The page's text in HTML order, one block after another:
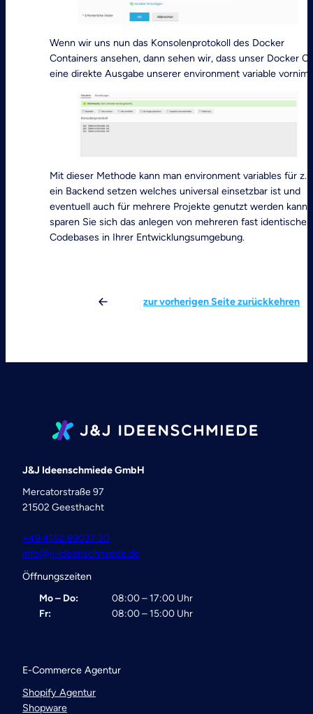
Wenn wir uns nun das Konsolenprotokoll des Docker
Containers ansehen, dann sehen wir, dass unser Docker
eine direkte Ausgabe unserer environment variable
Mit dieser Methode kann man environment variables für
ein Backend setzen welches universal einsetzbar ist und
eventuell auch für mehrere Projekte genutzt werden kann.
sparen Sie sich das anlegen von mehreren fast identischen
Codebases in Ihrer Entwicklungsumgebung.
zur vorherigen Seite zurückkehren
J&J Ideenschmiede GmbH
Mercatorstraße 97
21502 Geesthacht
+49 4152 89037 30
info@jj-ideenschmiede.de
Öffnungszeiten
Mo – Do:
Fr:
08:00 – 17:00 Uhr
08:00 – 15:00 Uhr
E-Commerce Agentur
Shopify Agentur
Shopware